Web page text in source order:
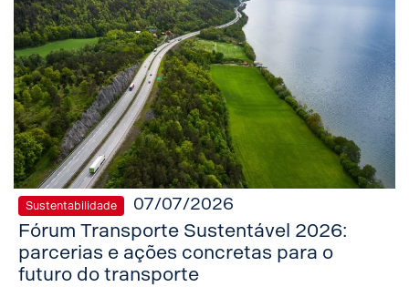
Sustentabilidade 07/07/2026
Fórum Transporte Sustentável 2026:
parcerias e ações concretas para o
futuro do transporte